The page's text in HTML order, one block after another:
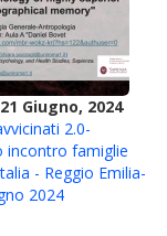
Giugno, 2024
2.0-
incontro famiglie
- Reggio Emilia-
2024